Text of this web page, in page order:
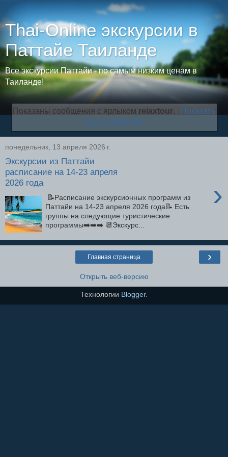
Thai-Online экскурсии в
Паттайе Таиланде
Все экскурсии Паттайи - по самым низким ценам в
Таиланде!
Показаны сообщения с ярлыком relaxtour.
Показать
все сообщения
понедельник, 13 апреля 2026 г.
Экскурсии из Паттайи
расписание на 14-23 апреля
2026 года
›
📝Расписание экскурсионных программ из
Паттайи на 14-23 апреля 2026 года📝 Есть
группы на следующие туристические
программы➡️➡️➡️ 📆Экскурс...
›
Главная страница
Открыть веб-версию
Технологии Blogger.